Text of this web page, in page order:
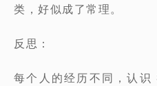
类，好似成了常理。
反思：
每个人的经历不同，认